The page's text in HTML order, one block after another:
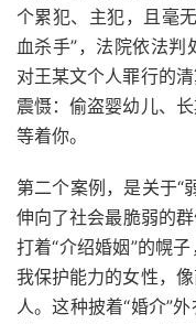
个累犯、主犯，且毫
血杀手”，法院依法
对王某文个人罪行的
震慑：偷盗婴幼儿、
等着你。
第二个案例，是关于“
伸向了社会最脆弱的
打着“介绍婚姻”的幌
我保护能力的女性，
人。这种披着“婚介”